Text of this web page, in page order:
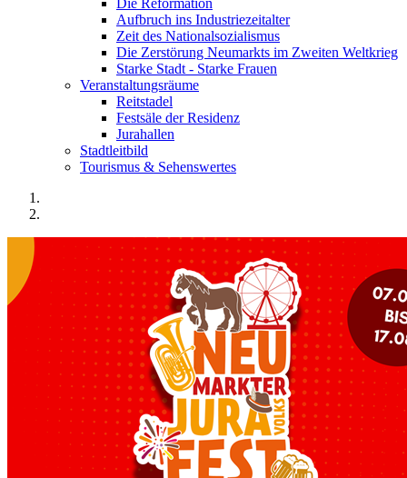
Die Reformation
Aufbruch ins Industriezeitalter
Zeit des Nationalsozialismus
Die Zerstörung Neumarkts im Zweiten Weltkrieg
Starke Stadt - Starke Frauen
Veranstaltungsräume
Reitstadel
Festsäle der Residenz
Jurahallen
Stadtleitbild
Tourismus & Sehenswertes